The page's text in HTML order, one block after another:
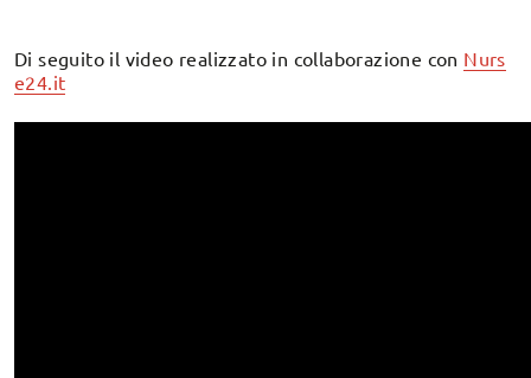
Di seguito il video realizzato in collaborazione con Nurs
e24.it